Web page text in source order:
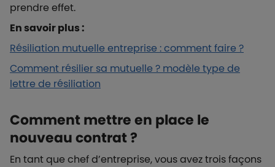
prendre effet.
En savoir plus :
Résiliation mutuelle entreprise : comment faire ?
Comment résilier sa mutuelle ? modèle type de
lettre de résiliation
Comment mettre en place le
nouveau contrat ?
En tant que chef d’entreprise, vous avez trois façons